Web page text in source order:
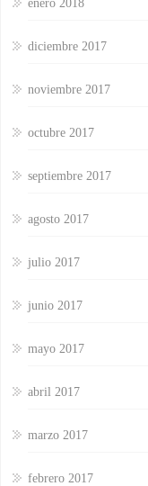
enero 2018
diciembre 2017
noviembre 2017
octubre 2017
septiembre 2017
agosto 2017
julio 2017
junio 2017
mayo 2017
abril 2017
marzo 2017
febrero 2017